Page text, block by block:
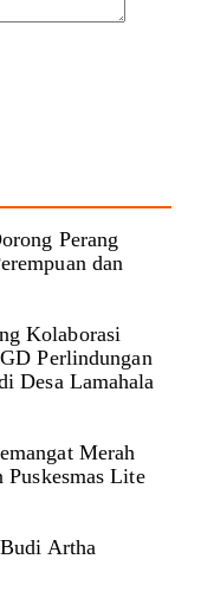
Perang
dan
Kolaborasi
Perlindungan
Desa Lamahala
Merah
Puskesmas Lite
Artha